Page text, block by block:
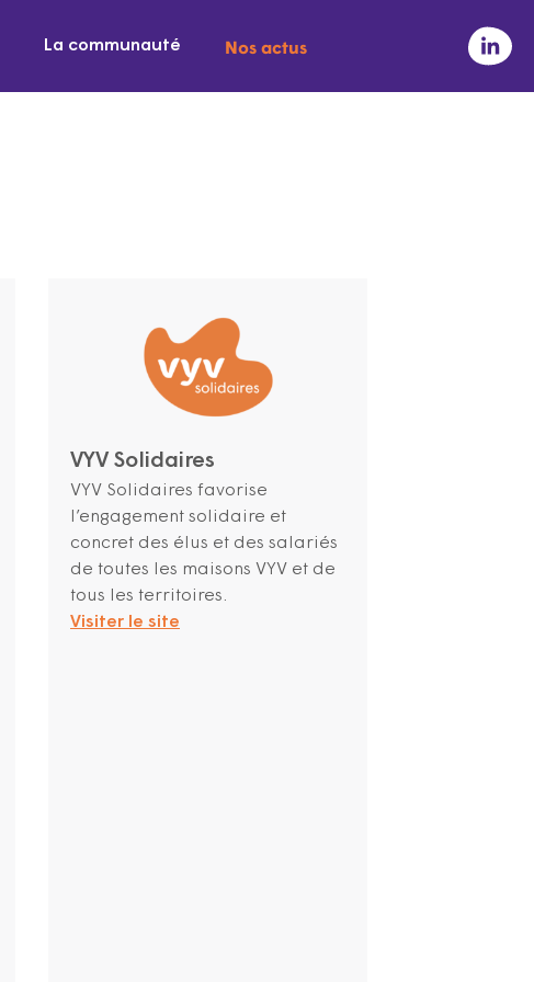
La communauté Nos actus
VYV Solidaires
VYV Solidaires favorise
l’engagement solidaire et
concret des élus et des salariés
de toutes les maisons VYV et de
tous les territoires.
Visiter le site